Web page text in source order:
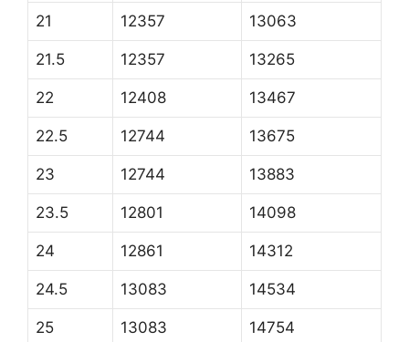
21 12357 13063
21.5 12357 13265
22 12408 13467
22.5 12744 13675
23 12744 13883
23.5 12801 14098
24 12861 14312
24.5 13083 14534
25 13083 14754